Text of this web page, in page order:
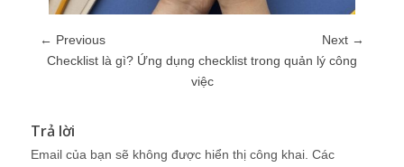
← Previous
Next →
Checklist là gì? Ứng dụng checklist trong quản lý công
việc
Trả lời
Email của bạn sẽ không được hiển thị công khai. Các